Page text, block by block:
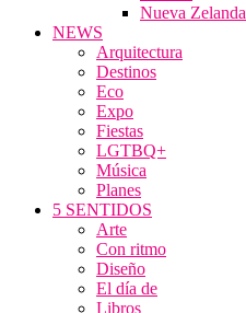
Nueva Zelanda
NEWS
Arquitectura
Destinos
Eco
Expo
Fiestas
LGTBQ+
Música
Planes
5 SENTIDOS
Arte
Con ritmo
Diseño
El día de
Libros